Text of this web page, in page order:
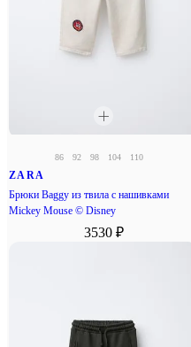
86 92 98 104 110
ZARA
Брюки Baggy из твила с нашивками
Mickey Mouse © Disney
3530 ₽